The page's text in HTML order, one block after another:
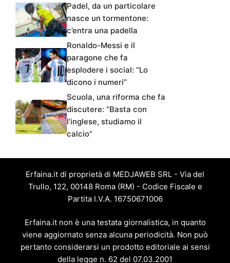
Padel, da un particolare
nasce un tormentone:
c’entra una padella
Ronaldo-Messi e il
paragone che fa
esplodere i social: “Lo
dicono i numeri”
Scuola, una riforma che fa
discutere: “Basta con
l’inglese, studiamo il
calcio”
Erfaina.it di proprietà di MEDJAWEB SRL - Via del
Trullo, 122, 00148 Roma (RM) - Codice Fiscale e
Partita I.V.A. 16750671006
Erfaina.it non è una testata giornalistica, in quanto
viene aggiornato senza alcuna periodicità. Non può
pertanto considerarsi un prodotto editoriale ai sensi
della legge n. 62 del 07.03.2001